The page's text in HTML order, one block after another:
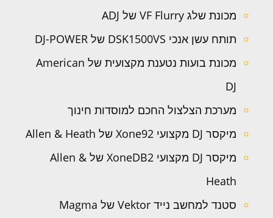
מכונת שלג VF Flurry של ADJ
תותח עשן אנכי DSK1500VS של DJ-POWER
מכונת בועות נטענת מקצועית של American
DJ
מערכת הצלצול החכם למוסדות חינוך
מיקסר DJ מקצועי Xone92 של Allen & Heath
מיקסר DJ מקצועי XoneDB2 של Allen &
Heath
סטנד למחשב נייד Vektor של Magma